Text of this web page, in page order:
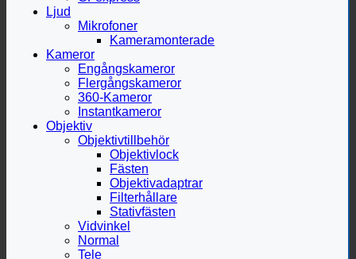
Ljud
Mikrofoner
Kameramonterade
Kameror
Engångskameror
Flergångskameror
360-Kameror
Instantkameror
Objektiv
Objektivtillbehör
Objektivlock
Fästen
Objektivadaptrar
Filterhållare
Stativfästen
Vidvinkel
Normal
Tele